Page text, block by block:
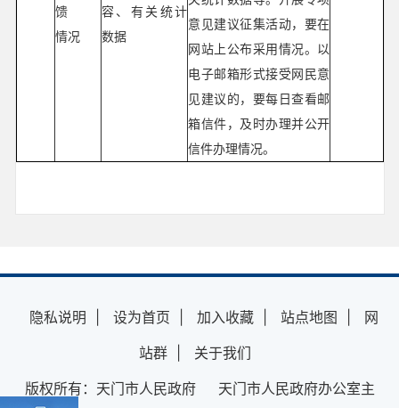
馈
情况
容、有关统计
数据
意见建议征集活动，要在
网站上公布采用情况。以
电子邮箱形式接受网民意
见建议的，要每日查看邮
箱信件，及时办理并公开
信件办理情况。
隐私说明 设为首页 加入收藏 站点地图
网
站群
关于我们
版权所有：天门市人民政府 天门市人民政府办公室主